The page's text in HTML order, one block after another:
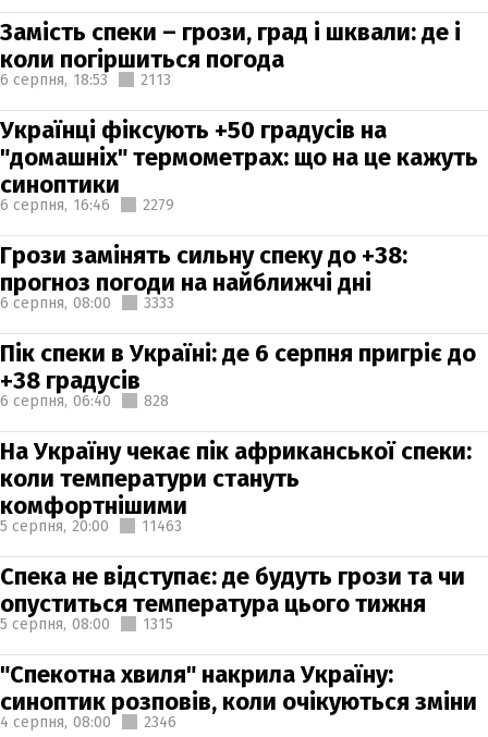
Замість спеки – грози, град і шквали: де і
коли погіршиться погода
6 серпня, 18:53 2113
Українці фіксують +50 градусів на
"домашніх" термометрах: що на це кажуть
синоптики
6 серпня, 16:46 2279
Грози замінять сильну спеку до +38:
прогноз погоди на найближчі дні
6 серпня, 08:00 3333
Пік спеки в Україні: де 6 серпня пригріє до
+38 градусів
6 серпня, 06:40 828
На Україну чекає пік африканської спеки:
коли температури стануть
комфортнішими
5 серпня, 20:00 11463
Спека не відступає: де будуть грози та чи
опуститься температура цього тижня
5 серпня, 08:00 1315
"Спекотна хвиля" накрила Україну:
синоптик розповів, коли очікуються зміни
4 серпня, 08:00 2346